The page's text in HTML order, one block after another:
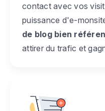
contact avec vos
puissance d'e-
de blog bien
attirer du trafic et